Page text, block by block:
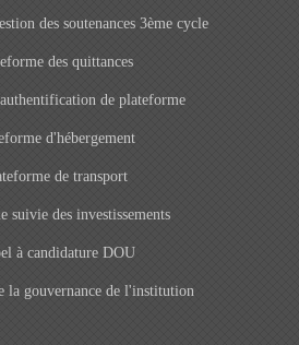
des soutenances 3ème cycle
des quittances
de plateforme
d'hébergement
de transport
suivie des investissements
à candidature DOU
la gouvernance de l'institution